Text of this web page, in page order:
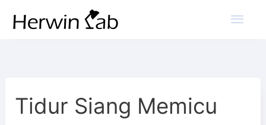
Tidur Siang Memicu